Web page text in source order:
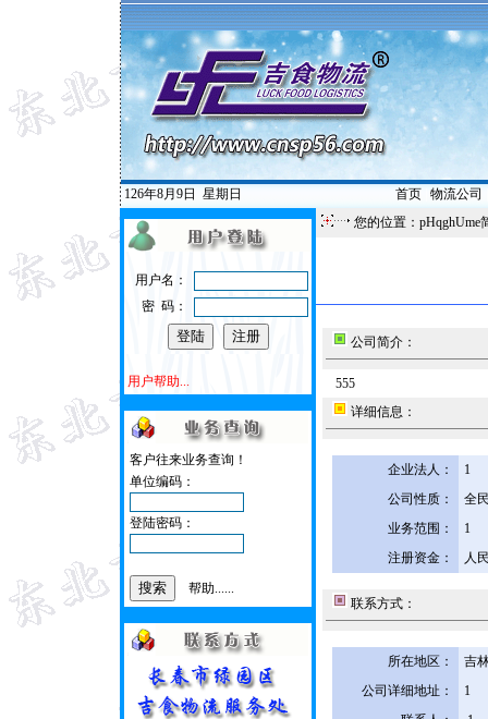
126年8月9日 星期日 首页| 物流公司
用户名：
密 码：
用户帮助...
客户往来业务查询！
单位编码：
登陆密码：
帮助......
您的位置：pHqghUme
公司简介：
555
详细信息：
企业法人：
1
公司性质：
全
业务范围：
1
注册资金：
人
联系方式：
所在地区：
吉
公司详细地址：
1